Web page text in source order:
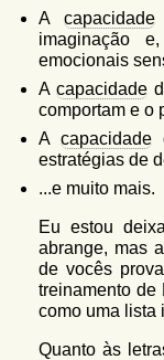
Acapacidade
imaginação
emocionais
A capacidade
comportam e o
Acapacidade
estratégias de
...e muito mais.
Eu estou
abrange, mas
de vocês
treinamento de
como uma lista
Quanto às